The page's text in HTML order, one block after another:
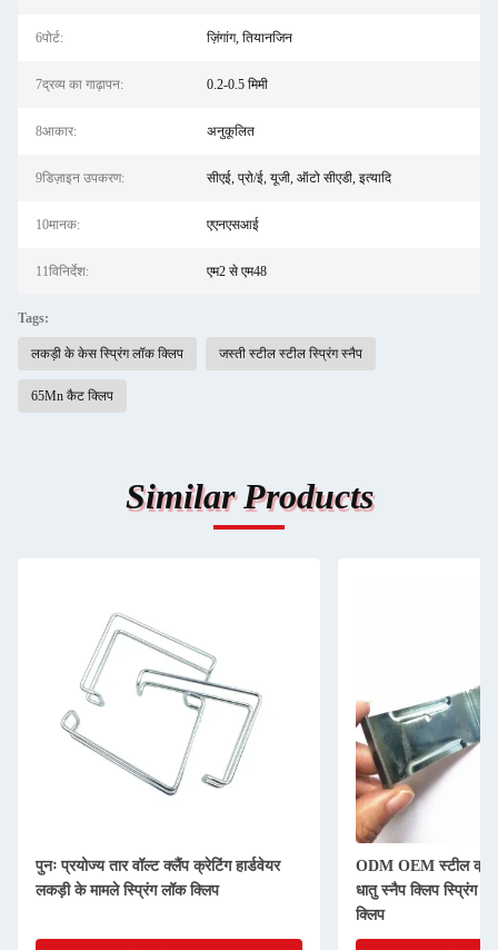
6पोर्ट: ज़िंगांग, तियानजिन
7द्रव्य का गाढ़ापन: 0.2-0.5 मिमी
8आकार: अनुकूलित
9डिज़ाइन उपकरण: सीएई, प्रो/ई, यूजी, ऑटो सीएडी, इत्यादि
10मानक: एएनएसआई
11विनिर्देश: एम2 से एम48
Tags:
लकड़ी के केस स्प्रिंग लॉक क्लिप जस्ती स्टील स्टील स्प्रिंग स्नैप
65Mn कैट क्लिप
Similar Products
पुनः प्रयोज्य तार वॉल्ट क्लैंप क्रेटिंग हार्डवेयर
लकड़ी के मामले स्प्रिंग लॉक क्लिप
ODM OEM स्टील क्रेट
धातु स्नैप क्लिप स्प्रिंग
क्लिप